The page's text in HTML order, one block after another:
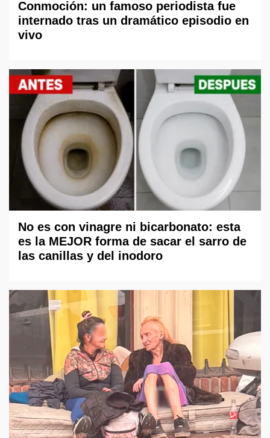
Conmoción: un famoso periodista fue
internado tras un dramático episodio en
vivo
No es con vinagre ni bicarbonato: esta
es la MEJOR forma de sacar el sarro de
las canillas y del inodoro